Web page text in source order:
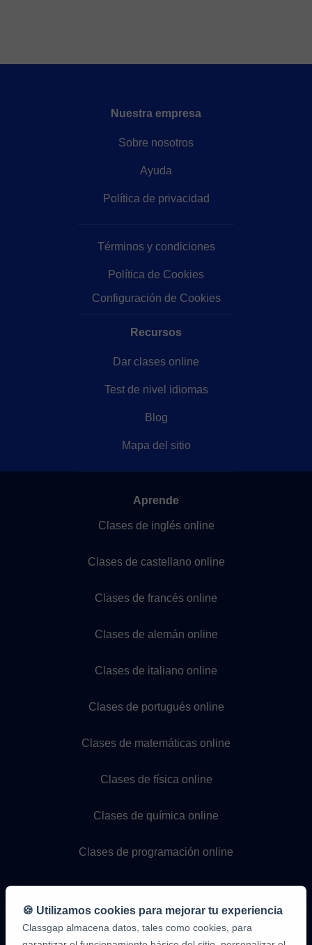
Nuestra empresa
Sobre nosotros
Ayuda
Política de privacidad
Términos y condiciones
Política de Cookies
Configuración de Cookies
Recursos
Dar clases online
Test de nivel idiomas
Blog
Mapa del sitio
Aprende
Clases de inglés online
Clases de castellano online
Clases de francés online
Clases de alemán online
Clases de italiano online
Clases de portugués online
Clases de matemáticas online
Clases de física online
Clases de química online
Clases de programación online
🍪 Utilizamos cookies para mejorar tu experiencia
Classgap almacena datos, tales como cookies, para